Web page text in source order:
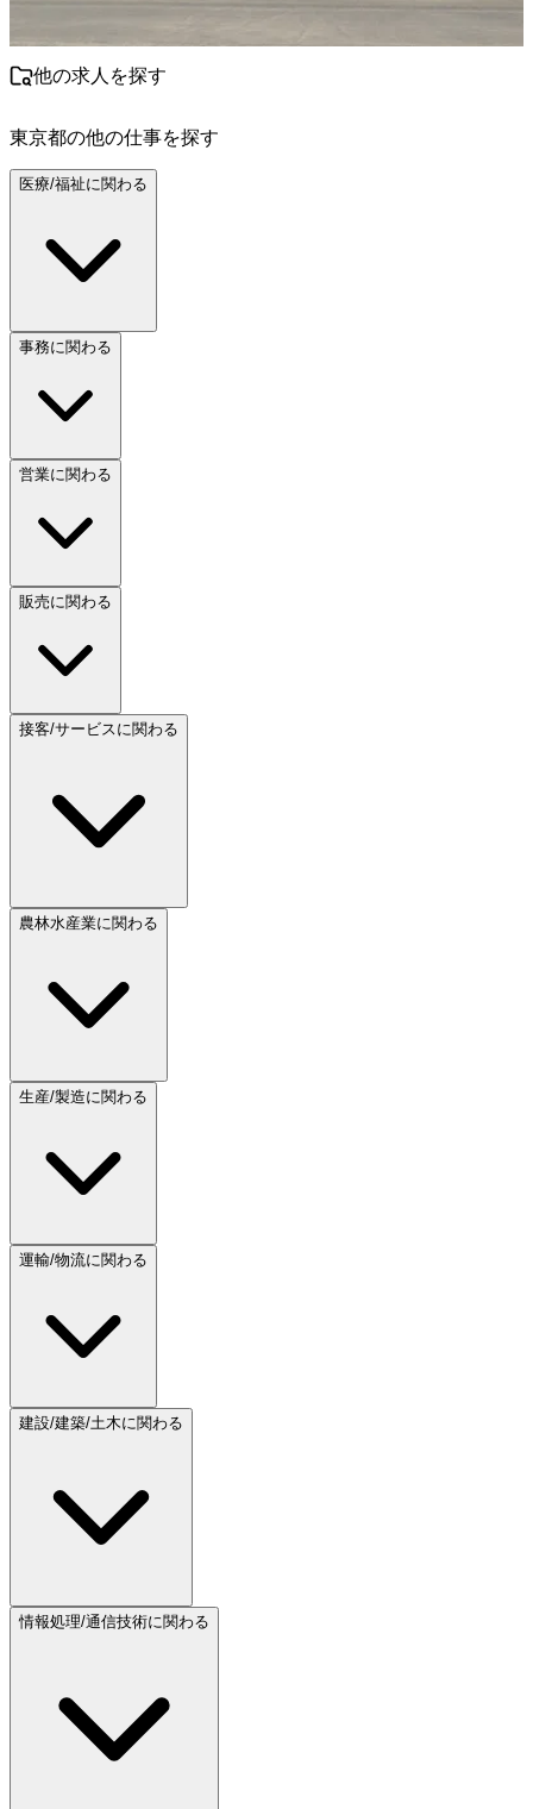
他の求人を探す
東京都の他の仕事を探す
医療/福祉に関わる
事務に関わる
営業に関わる
販売に関わる
接客/サービスに関わる
農林水産業に関わる
生産/製造に関わる
運輸/物流に関わる
建設/建築/土木に関わる
情報処理/通信技術に関わる